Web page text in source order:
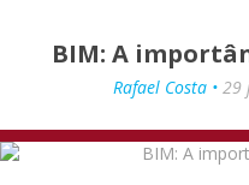
BIM: A
Rafael Costa • 29